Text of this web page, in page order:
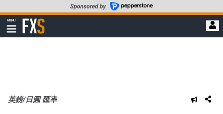
至
要
MENU
顯
示
FXStreet
英鎊/日圓 匯率